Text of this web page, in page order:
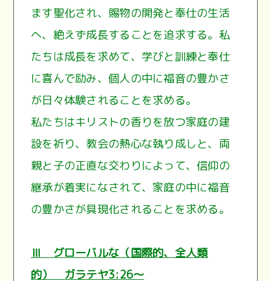
ます聖化され、賜物の開発と奉仕の生活
へ、絶えず成長することを追求する。私
たちは成長を求めて、学びと訓練と奉仕
に喜んで励み、個人の中に福音の豊かさ
が日々体験されることを求める。
私たちはキリストの香りを放つ家庭の建
設を祈り、教会の熱心な執り成しと、両
親と子の正直な交わりによって、信仰の
継承が着実になされて、家庭の中に福音
の豊かさが具現化されることを求める。
Ⅲ グローバルな（国際的、全人類
的） ガラテヤ3:26～